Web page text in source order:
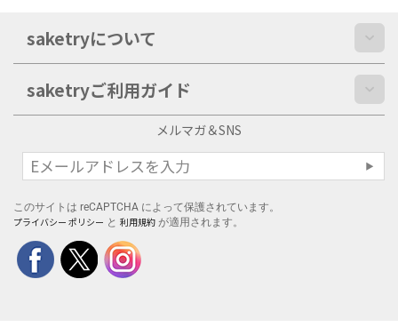
saketryについて
saketryご利用ガイド
メルマガ＆SNS
このサイトは reCAPTCHA によって保護されています。
プライバシー ポリシー と 利用規約 が適用されます。